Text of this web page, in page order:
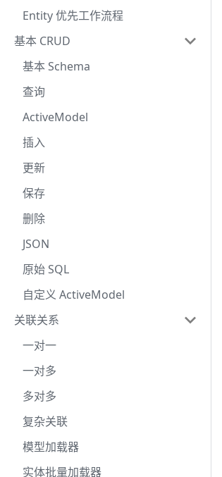
Entity 优先工作流程
基本 CRUD
基本 Schema
查询
ActiveModel
插入
更新
保存
删除
JSON
原始 SQL
自定义 ActiveModel
关联关系
一对一
一对多
多对多
复杂关联
模型加载器
实体批量加载器